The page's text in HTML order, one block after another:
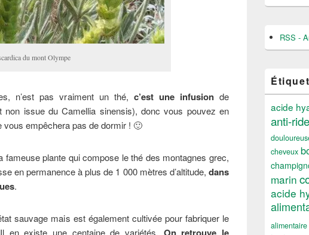
du mont Olympe
n’est pas vraiment un thé, c’est une infusion de
non issue du Camellia sinensis), donc vous pouvez en
vous empêchera pas de dormir ! 🙂
fameuse plante qui compose le thé des montagnes grec,
en permanence à plus de 1 000 mètres d’altitude, dans
.
sauvage mais est également cultivée pour fabriquer le
en existe une centaine de variétés.
RSS -
acide
anti-
cheveux
marin
acide
alimentaire